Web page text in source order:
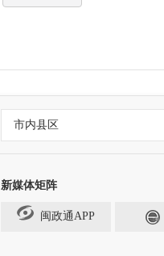
市内县区
新媒体矩阵
闽政通APP